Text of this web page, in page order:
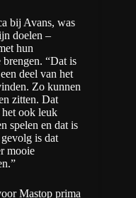
bij Avans, was
doelen –
hun
“Dat is
deel van het
Zo kunnen
zitten. Dat
ook leuk
spelen en dat is
is dat
mooie
Mastop prima